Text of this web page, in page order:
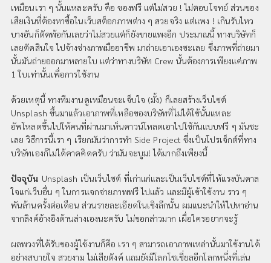
เหมือนเรา ๆ นั้นแหละครับ คือ ของฟรี แต่ไม่สวย ! ไม่ตอบโจทย์ ส่วนของ
เสียเงินที่ต้องหาซื้อในเว็บสต็อกภาพต่าง ๆ สวยจริง แต่แพง ! เกินรับไหว
บางอันก็ตัดพ้อกันเลยว่าไม่สวยแต่ก็ยังขายแพงอีก ประมาณนี้ ทางบริษัทก็
เลยตัดสินใจ ไปจ้างช่างภาพมืออาชีพ มาถ่ายเอาเองซะเลย ซึ่งภาพที่ถ่ายมา
นั้นมันถ่ายออกมาหลายใบ แต่ว่าทางบริษัท Crew นั้นต้องการเพียงแค่ภาพ
1 ใบเท่านั้นเพื่อการใช้งาน
ด้วยเหตุนี้ ทางทีมงานดูเหมือนจะเจ็บใจ (มั้ง) ก็เลยสร้างเว็บไซต์
Unsplash ขึ้นมาแล้วเอาภาพที่เหลือของบริษัทที่ไม่ได้ใช้นั้นแหละ
อัพโหลดขึ้นไปให้คนที่ผ่านมาเห็นดาวน์โหลดเอาไปใช้กันแบบฟรี ๆ มันซะ
เลย วิธีการนี้เรา ๆ เรียกมันว่าการทำ Side Project ซึ่งเป็นโปรเจ็กต์ที่ทาง
บริษัทเองก็ไม่ได้คาดคิดครับ ว่ามันจะบูม! ได้มากถึงเพียงนี้
ปัจจุบัน Unsplash เป็นเว็บไซต์ ที่เก่าแก่และเป็นเว็บไซต์ที่ให้แรงบันดาล
ใจแก่เว็บอื่น ๆ ในการแจกจ่ายภาพฟรี ไปแล้ว และมีผู้เข้าใช้งาน ราว ๆ
พันล้านครั้งต่อเดือน ส่วนรายละเอียดในเชิงลึกนั้น ผมแนะนำให้ไปหาอ่าน
จากลิงค์อ้างอิงด้านล่างเองนะครับ ไม่ขอกล่าวมาก เผื่อใครอยากจะรู้
ผลพวงที่ได้รับของผู้ใช้งานก็คือ เรา ๆ สามารถเอาภาพเหล่านั้นมาใช้งานได้
อย่างสบายใจ สวยงาม ไม่เสียตังค์ แถมยังมีโลกโซเชี่ยลอีกโลกหนึ่งที่เล่น